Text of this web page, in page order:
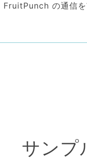
の通信を
サンプ